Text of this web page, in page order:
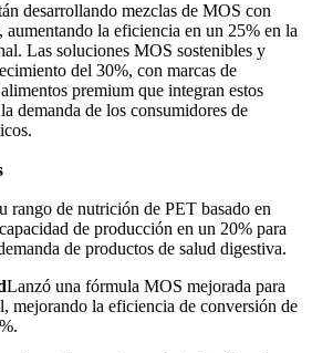
desarrollando mezclas de MOS con
la eficiencia en un 25% en la
Las soluciones MOS sostenibles y
del 30%, con marcas de
premium que integran estos
demanda de los consumidores de
rango de nutrición de PET basado en
de producción en un 20% para
de productos de salud digestiva.
Lanzó una fórmula MOS mejorada para
mejorando la eficiencia de conversión de